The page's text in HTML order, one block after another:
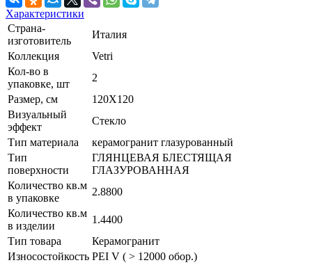
Характеристики
Страна-
изготовитель
Италия
Коллекция
Vetri
Кол-во в
упаковке, шт
2
Размер, см
120X120
Визуальный
эффект
Стекло
Тип материала
керамогранит глазурованный
Тип
поверхности
ГЛЯНЦЕВАЯ БЛЕСТЯЩАЯ
ГЛАЗУРОВАННАЯ
Количество кв.м
в упаковке
2.8800
Количество кв.м
в изделии
1.4400
Тип товара
Керамогранит
Износостойкость PEI V ( > 12000 обор.)